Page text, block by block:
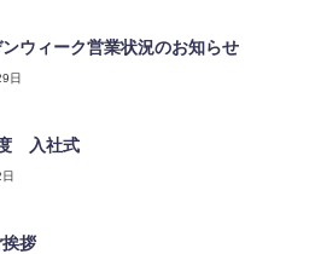
ンウィーク営業状況のお知らせ
日
入社式
拶